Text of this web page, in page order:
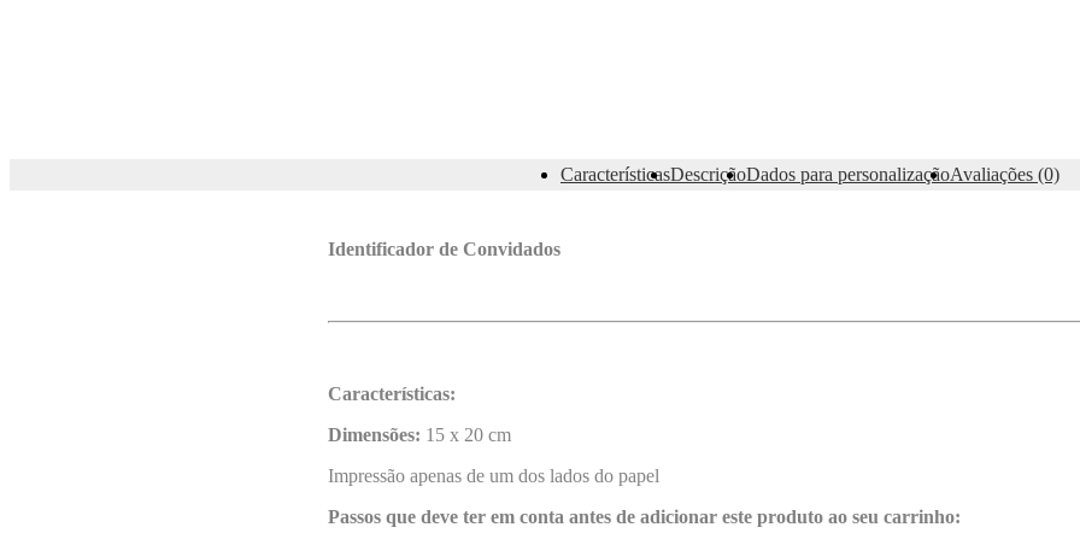
CaracterísticasDescriçãoDados para personalizaçãoAvaliações (0)
Identificador de Convidados
Características:
Dimensões: 15 x 20 cm
Impressão apenas de um dos lados do papel
Passos que deve ter em conta antes de adicionar este produto ao seu carrinho: